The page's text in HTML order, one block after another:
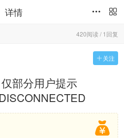
详情 

420阅读 / 1回复
 关注
部分用户提示
